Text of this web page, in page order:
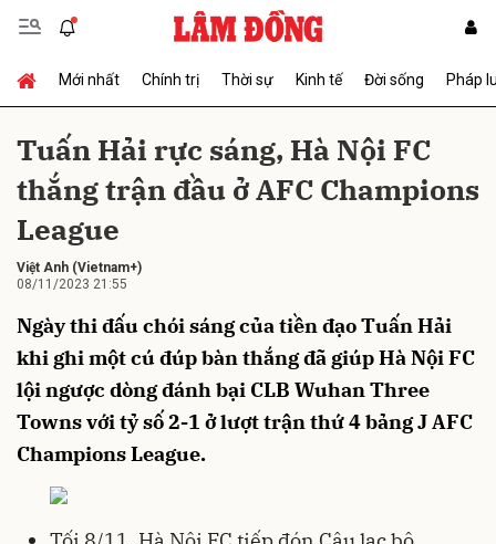
Mới nhất Chính trị Thời sự Kinh tế Đời sống Pháp
Tuấn Hải rực sáng, Hà Nội FC
thắng trận đầu ở AFC Champions
League
Việt Anh (Vietnam+)
08/11/2023 21:55
Ngày thi đấu chói sáng của tiền đạo Tuấn Hải
khi ghi một cú đúp bàn thắng đã giúp Hà Nội FC
lội ngược dòng đánh bại CLB Wuhan Three
Towns với tỷ số 2-1 ở lượt trận thứ 4 bảng J AFC
Champions League.
Gửi bình luận
Hủy Gửi